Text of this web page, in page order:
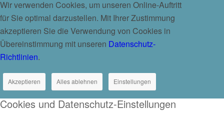
Wir verwenden Cookies, um unseren Online-Auftritt
für Sie optimal darzustellen. Mit Ihrer Zustimmung
akzeptieren Sie die Verwendung von Cookies in
Übereinstimmung mit unseren Datenschutz-
Richtlinien.
Akzeptieren Alles ablehnen Einstellungen
Cookies und Datenschutz-Einstellungen